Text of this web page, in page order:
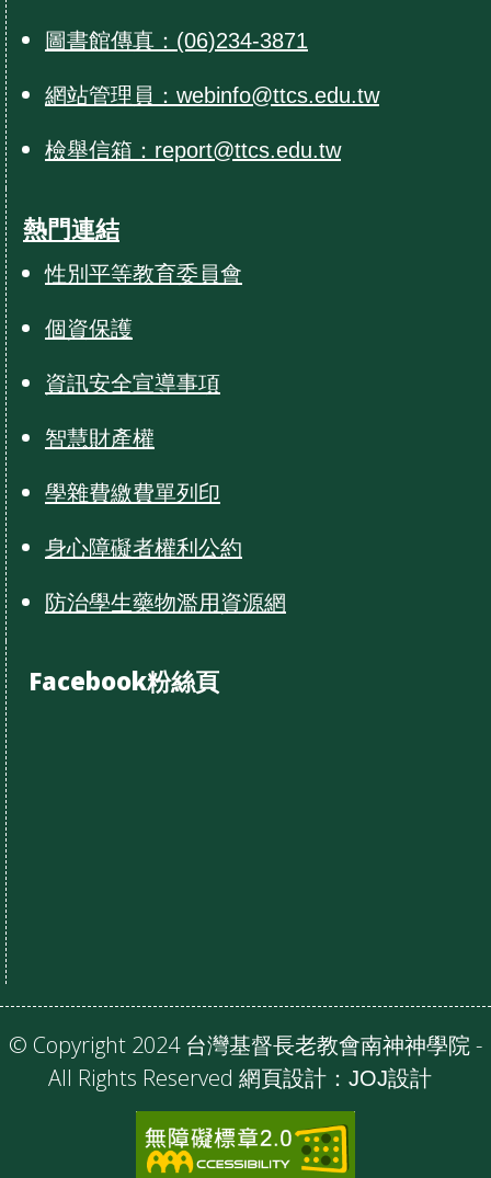
圖書館傳真：(06)234-3871
網站管理員：webinfo@ttcs.edu.tw
檢舉信箱：report@ttcs.edu.tw
熱門連結
性別平等教育委員會
個資保護
資訊安全宣導事項
智慧財產權
學雜費繳費單列印
身心障礙者權利公約
防治學生藥物濫用資源網
Facebook粉絲頁
© Copyright 2024 台灣基督長老教會南神神學院 -
All Rights Reserved 網頁設計： JOJ設計